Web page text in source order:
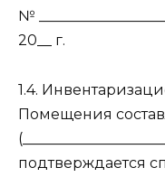
№
20__ г.
1.4.
Помещения
подтверждается